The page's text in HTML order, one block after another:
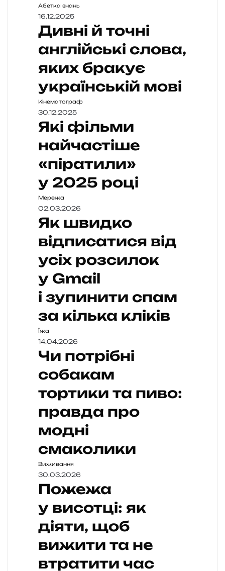
Абетка знань
16.12.2025
Дивні й точні
англійські слова,
яких бракує
українській мові
Кінематограф
30.12.2025
Які фільми
найчастіше
«піратили»
у 2025 році
Мережа
02.03.2026
Як швидко
відписатися від
усіх розсилок
у Gmail
і зупинити спам
за кілька кліків
Їжа
14.04.2026
Чи потрібні
собакам
тортики та пиво:
правда про
модні
смаколики
Виживання
30.03.2026
Пожежа
у висотці: як
діяти, щоб
вижити та не
втратити час